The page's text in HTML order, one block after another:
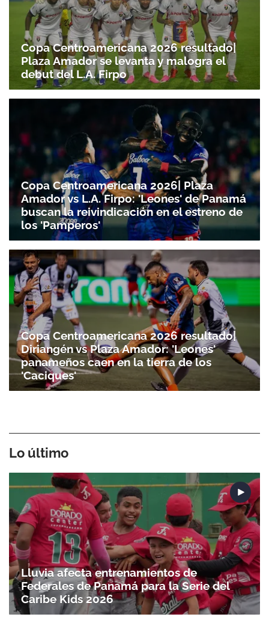
Copa Centroamericana 2026 resultado|
Plaza Amador se levanta y malogra el
debut del L.A. Firpo
Copa Centroamericana 2026| Plaza
Amador vs L.A. Firpo: 'Leones' de Panamá
buscan la reivindicación en el estreno de
los 'Pamperos'
Copa Centroamericana 2026 resultado|
Diriangén vs Plaza Amador: 'Leones'
panameños caen en la tierra de los
'Caciques'
Lo último
Lluvia afecta entrenamientos de
Federales de Panamá para la Serie del
Caribe Kids 2026